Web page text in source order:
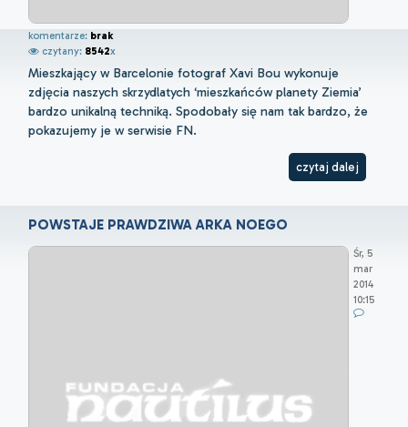
komentarze: brak
czytany: 8542x
Mieszkający w Barcelonie fotograf Xavi Bou wykonuje
zdjęcia naszych skrzydlatych ‘mieszkańców planety Ziemia’
bardzo unikalną techniką. Spodobały się nam tak bardzo, że
pokazujemy je w serwisie FN.
czytaj dalej
POWSTAJE PRAWDZIWA ARKA NOEGO
Śr, 5
mar
2014
10:15